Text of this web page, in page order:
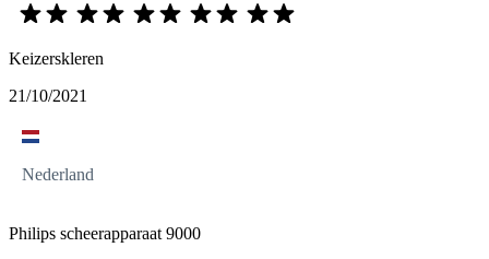
Keizerskleren
21/10/2021
Nederland
Philips scheerapparaat 9000